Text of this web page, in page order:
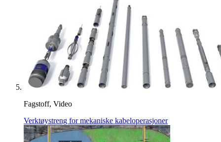
Fagstoff, Video
Verktøystreng for mekaniske kabeloperasjoner